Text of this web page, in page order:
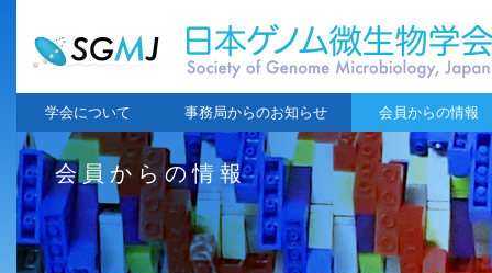
学会について 事務局からのお知らせ 会員からの情報
会員からの情報